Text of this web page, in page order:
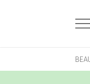
すでに会員